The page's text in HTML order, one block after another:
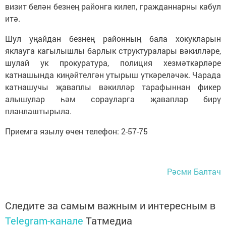
визит белән безнең районга килеп, гражданнарны кабул
итә.
Шул уңайдан безнең районның бала хокукларын
яклауга кагылышлы барлык структуралары вәкилләре,
шулай ук прокуратура, полиция хезмәткәрләре
катнашында киңәйтелгән утырыш үткәреләчәк. Чарада
катнашучы җаваплы вәкилләр тарафыннан фикер
алышулар һәм сорауларга җаваплар бирү
планлаштырыла.
Приемга язылу өчен телефон: 2-57-75
Рәсми Балтач
Следите за самым важным и интересным в
Telegram-канале Татмедиа